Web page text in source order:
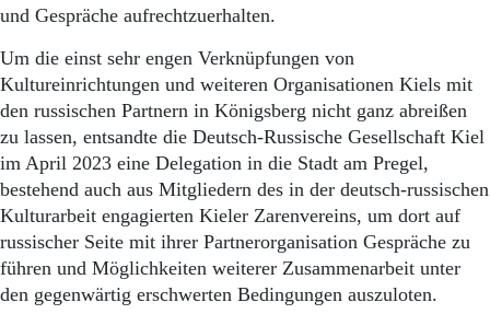
und Gespräche aufrechtzuerhalten.
Um die einst sehr engen Verknüpfungen von
Kultureinrichtungen und weiteren Organisationen Kiels mit
den russischen Partnern in Königsberg nicht ganz abreißen
zu lassen, entsandte die Deutsch-Russische Gesellschaft Kiel
im April 2023 eine Delegation in die Stadt am Pregel,
bestehend auch aus Mitgliedern des in der deutsch-russischen
Kulturarbeit engagierten Kieler Zarenvereins, um dort auf
russischer Seite mit ihrer Partnerorganisation Gespräche zu
führen und Möglichkeiten weiterer Zusammenarbeit unter
den gegenwärtig erschwerten Bedingungen auszuloten.